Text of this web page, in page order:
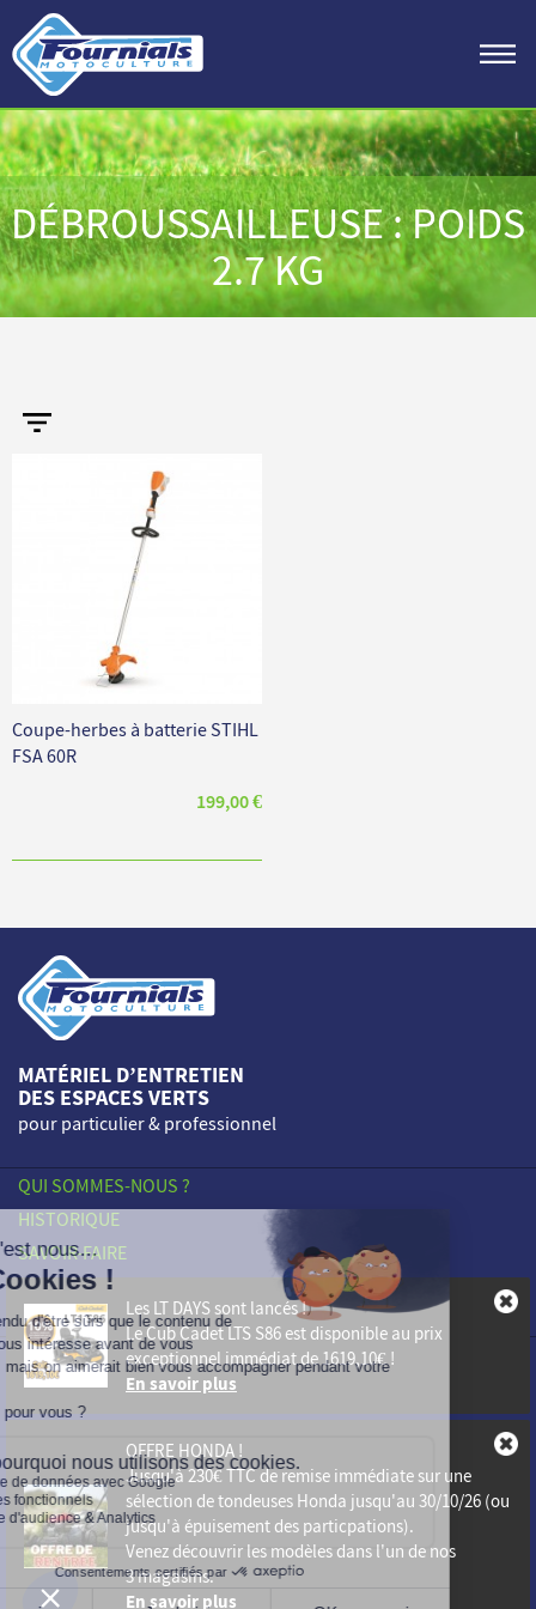
Les LT DAYS sont lancés !
LeCub Cadet LTS S86 est disponible au prix
exceptionnel immédiat de1619,10€!
En savoir plus
OFFRE HONDA !
Jusqu'à230€ TTC de remise immédiate sur une
sélection de tondeuses Honda jusqu'au 30/10/26 (ou
jusqu'à épuisement des particpations).
Venez découvrir les modèles dans l'un de nos
3 magasins.
En savoir plus
DÉBROUSSAILLEUSE : POIDS
2.7 KG
Coupe-herbes à batterie STIHL
FSA 60R
199,00 €
MATÉRIEL D’ENTRETIEN
DES ESPACES VERTS
pour particulier & professionnel
QUI SOMMES-NOUS ?
HISTORIQUE
SAVOIR-FAIRE
ENGAGEMENTS
NOS POINTS DE VENTE
PROFESSIONNELS
ACTUALITÉS
Mentions légales
Vie Privée
Plan du site